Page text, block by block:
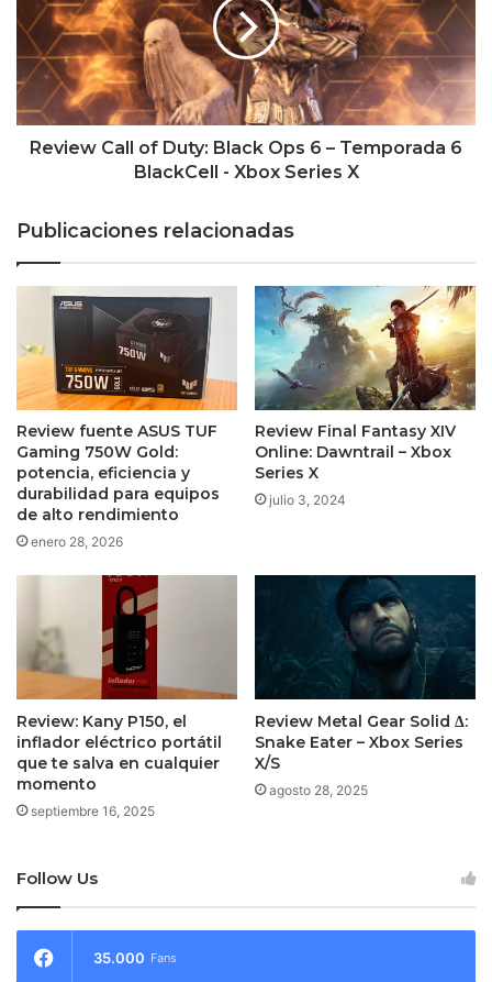
Duty:
Black
Ops
6
–
Temporada
Series
X
Review Call of Duty: Black Ops 6 – Temporada 6
BlackCell - Xbox Series X
Publicaciones relacionadas
Review fuente ASUS TUF
Gaming 750W Gold:
potencia, eficiencia y
durabilidad para equipos
de alto rendimiento
enero 28, 2026
Review Final Fantasy XIV
Online: Dawntrail – Xbox
Series X
julio 3, 2024
Review: Kany P150, el
inflador eléctrico portátil
que te salva en cualquier
momento
septiembre 16, 2025
Review Metal Gear Solid Δ:
Snake Eater – Xbox Series
X/S
agosto 28, 2025
Follow Us
35.000 Fans